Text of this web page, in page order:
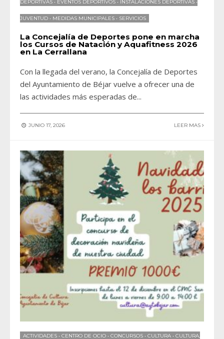
DEPORTIVAS • EVENTOS DEPORTIVOS • INSTALACIONES DEPORTIVAS •
JUVENTUD • MEDIDAS MUNICIPALES • SERVICIOS
La Concejalía de Deportes pone en marcha
los Cursos de Natación y Aquafitness 2026
en La Cerrallana
Con la llegada del verano, la Concejalía de Deportes
del Ayuntamiento de Béjar vuelve a ofrecer una de
las actividades más esperadas de...
JUNIO 17, 2026 LEER MAS
ACTIVIDADES • CENTRO DE OCIO • CONCURSOS • CULTURA • CULTURA,